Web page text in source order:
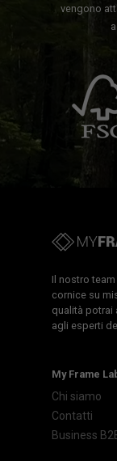
vengono
Il nostro
cornice su
qualità potrai
agli esperti
My Frame
Chi siamo
Contatti
Business